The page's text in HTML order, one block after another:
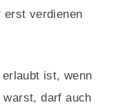
erst verdienen
ist, wenn
warst, darf auch